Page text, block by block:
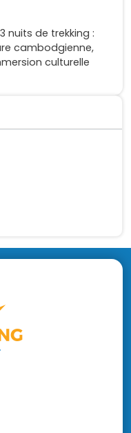
nuits de trekking :
cambodgienne,
culturelle